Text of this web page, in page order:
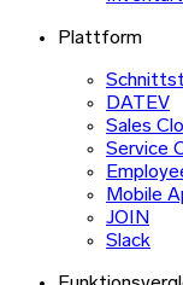
Plattform
DATEV
Sales
Service
Mobile
JOIN
Slack